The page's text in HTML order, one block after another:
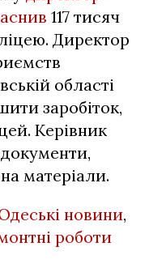
117 тисяч
Директор
області
заробіток,
Керівник
матеріали.
новини,
роботи